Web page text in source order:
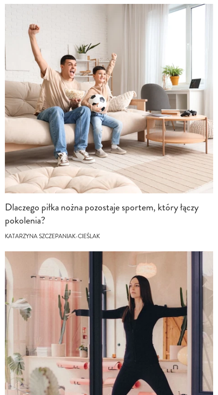
Dlaczego piłka nożna pozostaje sportem, który łączy
pokolenia?
KATARZYNA SZCZEPANIAK-CIEŚLAK